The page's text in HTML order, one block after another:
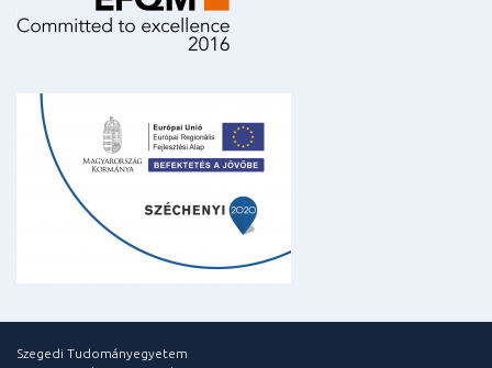
Szegedi Tudományegyetem